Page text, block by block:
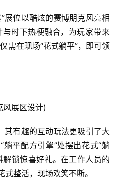
展位以酷炫的赛博朋克风亮相
时下热梗融合，为玩家带来
在现场“花式躺平”，即可领
风展区设计)
其有趣的互动玩法更吸引了大
平配方引擎”处摆出花式“躺
锁惊喜好礼。在工作人员的
整活，现场欢笑不断。